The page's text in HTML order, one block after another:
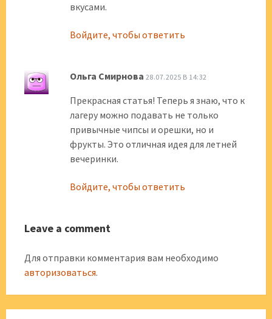
вкусами.
Войдите, чтобы ответить
Ольга Смирнова 28.07.2025 В 14:32
Прекрасная статья! Теперь я знаю, что к
лагеру можно подавать не только
привычные чипсы и орешки, но и
фрукты. Это отличная идея для летней
вечеринки.
Войдите, чтобы ответить
Leave a comment
Для отправки комментария вам необходимо
авторизоваться.